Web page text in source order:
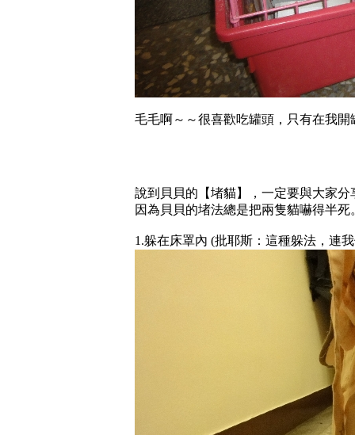
毛毛啊～～很喜歡吃罐頭，只有在我
說到貝貝的【堵貓】，一定要與大家分
因為貝貝的堵法總是把兩隻貓嚇得半死
1.躲在床罩內 (批耶斯：這種躲法，連